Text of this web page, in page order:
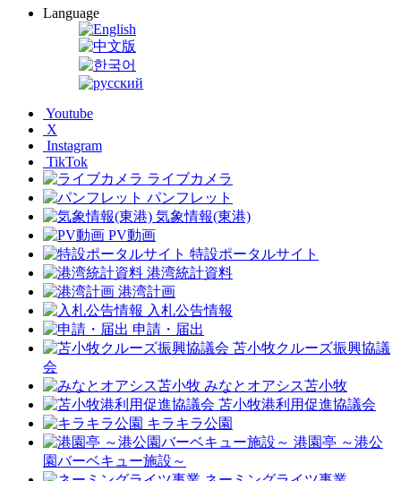
Language
Youtube
X
Instagram
TikTok
ライブカメラ
パンフレット
気象情報(東港)
PV動画
特設ポータルサイト
港湾統計資料
港湾計画
入札公告情報
申請・届出
苫小牧クルーズ振興協議
会
みなとオアシス苫小牧
苫小牧港利用促進協議会
キラキラ公園
港園亭 ～港公
園バーベキュー施設～